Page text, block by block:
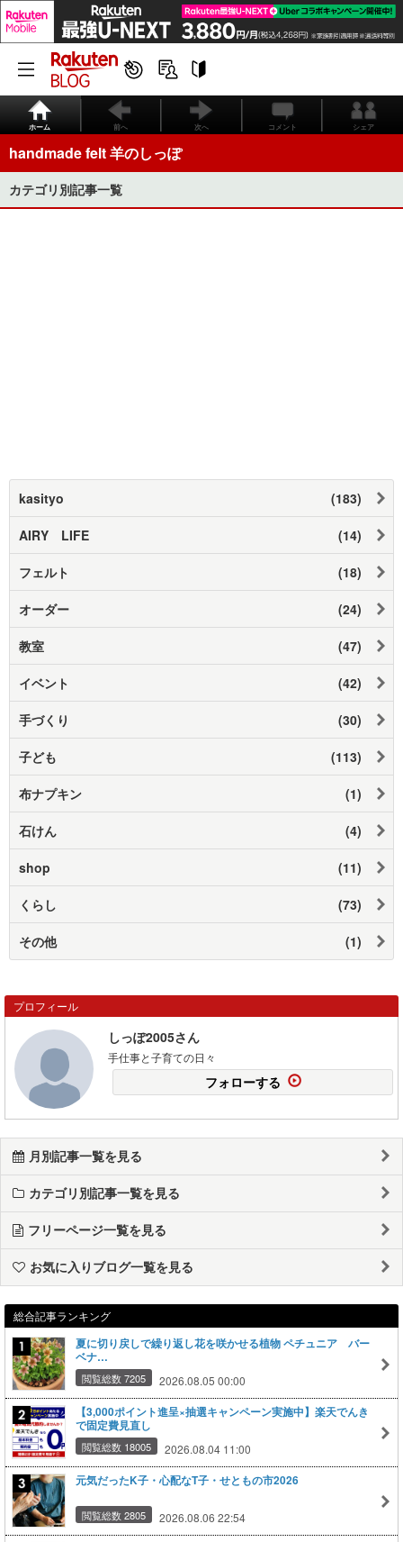
ホーム 前へ 次へ コメント シェア
handmade felt 羊のしっぽ
カテゴリ別記事一覧
kasityo (183)
AIRY LIFE (14)
フェルト (18)
オーダー (24)
教室 (47)
イベント (42)
手づくり (30)
子ども (113)
布ナプキン (1)
石けん (4)
shop (11)
くらし (73)
その他 (1)
プロフィール
しっぽ2005さん
手仕事と子育ての日々
フォローする
月別記事一覧を見る
カテゴリ別記事一覧を見る
フリーページ一覧を見る
お気に入りブログ一覧を見る
総合記事ランキング
夏に切り戻しで繰り返し花を咲かせる植物 ペチュニア バー
ベナ…
閲覧総数 7205 2026.08.05 00:00
【3,000ポイント進呈×抽選キャンペーン実施中】楽天でんき
で固定費見直し
閲覧総数 18005 2026.08.04 11:00
元気だったK子・心配なT子・せともの市2026
閲覧総数 2805 2026.08.06 22:54